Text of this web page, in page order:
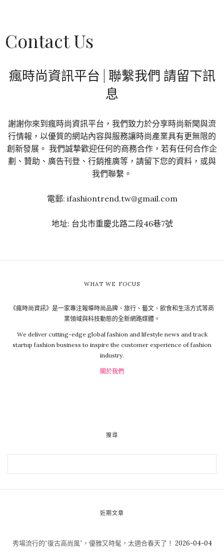
Contact Us
瘋時尚資訊平台 | 聯繫我們 請留下訊
息
謝謝你來到瘋時尚資訊平台，我們致力於分享時尚新聞與流
行情報，以優質的網站內容與服務讓時尚產業具有更無限的
創新發展。 我們誠摯歡迎任何的商務合作，若有任何合作企
劃、贊助、廣告刊登、行銷推廣等，請留下您的資料，或與
我們聯繫。
電郵: ifashiontrend.tw@gmail.com
地址: 台北市重慶北路二段46巷7號
WHAT WE FOCUS
《瘋時尚資訊》是一家專注報導時尚品牌、旅行、藝文、飲食和生活方式等商
業領域與科技動態的全新網路媒體。
We deliver cutting-edge global fashion and lifestyle news and track
startup fashion business to inspire the customer experience of fashion
industry.
關於我們
搜尋
近期文章
秀場流行的“復古高尚風”，優雅又時髦，太適合春天了！ 2026-04-04